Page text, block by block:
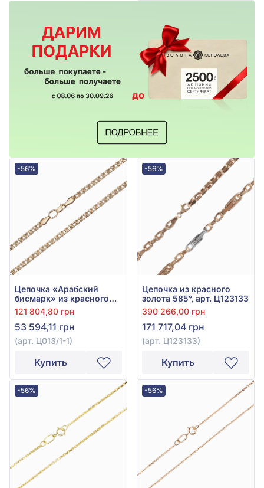
-56%
Цепочка «Арабский
бисмарк» из красного
золота 585° без вставок,
арт. Ц013/1-1
121 804,80 грн
53 594,11 грн
(арт. Ц013/1-1)
Купить
-56%
Цепочка из красного
золота 585°, арт. Ц123133
390 266,00 грн
171 717,04 грн
(арт. Ц123133)
Купить
-56% -56%